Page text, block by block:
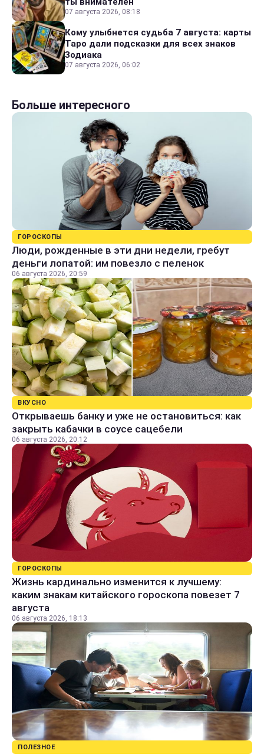
07 августа 2026, 08:18
Кому улыбнется судьба 7 августа: карты
Таро дали подсказки для всех знаков
Зодиака
07 августа 2026, 06:02
Больше интересного
ГОРОСКОПЫ
Люди, рожденные в эти дни недели, гребут
деньги лопатой: им повезло с пеленок
06 августа 2026, 20:59
ВКУСНО
Открываешь банку и уже не остановиться: как
закрыть кабачки в соусе сацебели
06 августа 2026, 20:12
ГОРОСКОПЫ
Жизнь кардинально изменится к лучшему:
каким знакам китайского гороскопа повезет 7
августа
06 августа 2026, 18:13
ПОЛЕЗНОЕ